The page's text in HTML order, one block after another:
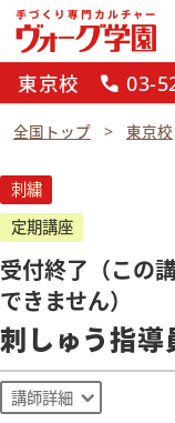
東京校 call 03-
全国トップ 東京校
刺繍
定期講座
受付終了（この
できません）
刺しゅう指導
講師詳細